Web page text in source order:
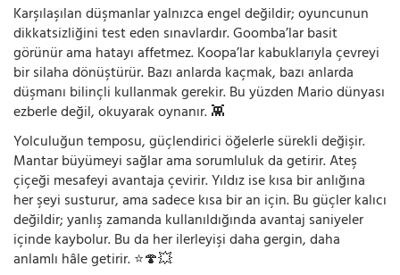
Karşılaşılan düşmanlar yalnızca engel değildir; oyuncunun
dikkatsizliğini test eden sınavlardır. Goomba’lar basit
görünür ama hatayı affetmez. Koopa’lar kabuklarıyla çevreyi
bir silaha dönüştürür. Bazı anlarda kaçmak, bazı anlarda
düşmanı bilinçli kullanmak gerekir. Bu yüzden Mario dünyası
ezberle değil, okuyarak oynanır. 👾
Yolculuğun temposu, güçlendirici öğelerle sürekli değişir.
Mantar büyümeyi sağlar ama sorumluluk da getirir. Ateş
çiçeği mesafeyi avantaja çevirir. Yıldız ise kısa bir anlığına
her şeyi susturur, ama sadece kısa bir an için. Bu güçler kalıcı
değildir; yanlış zamanda kullanıldığında avantaj saniyeler
içinde kaybolur. Bu da her ilerleyişi daha gergin, daha
anlamlı hâle getirir. ⭐🍄💥